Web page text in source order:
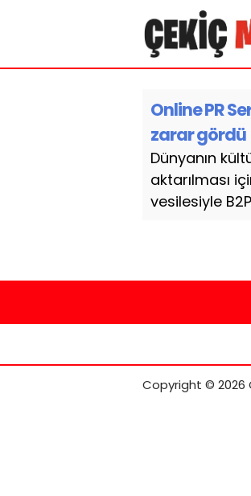
Online PR
zarar gördü
Dünyanın
aktarılması
vesilesiyle
Copyright © 2026